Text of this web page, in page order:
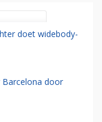
doet widebody-
Barcelona door